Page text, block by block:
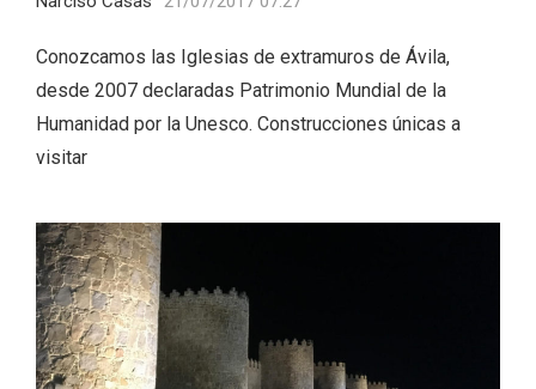
Conozcamos las Iglesias de extramuros de Ávila,
desde 2007 declaradas Patrimonio Mundial de la
Humanidad por la Unesco. Construcciones únicas a
visitar
El Cronicón de Oña sale a la calle